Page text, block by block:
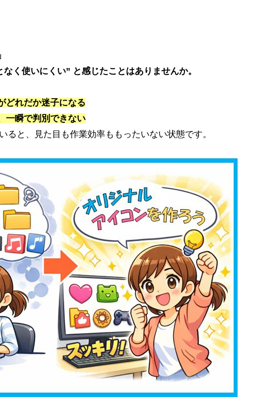
く使いにくい” と感じたことはありませんか。
どれだか迷子になる
一瞬で判別できない
ると、見た目も作業効率ももったいない状態です。